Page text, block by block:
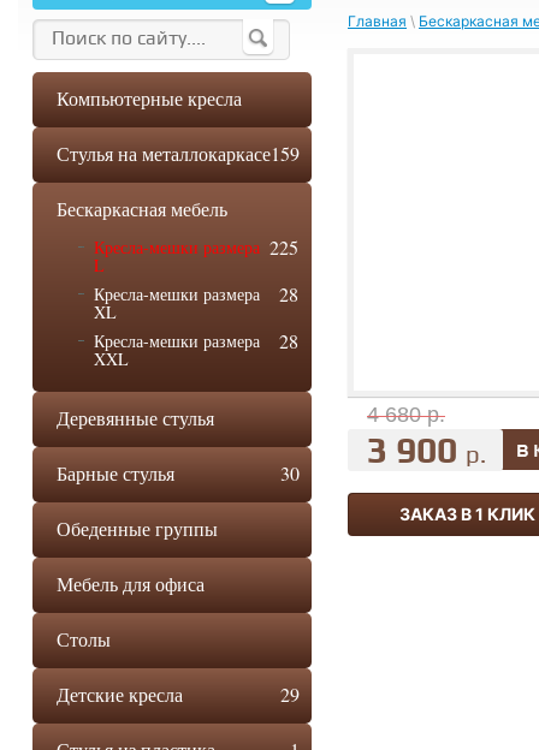
Компьютерные кресла
159
Стулья на металлокаркасе
Бескаркасная мебель
225
Кресла-мешки размера
L
28
Кресла-мешки размера
XL
28
Кресла-мешки размера
XXL
Деревянные стулья
30
Барные стулья
Обеденные группы
Мебель для офиса
Столы
29
Детские кресла
Главная \ Бескаркасная
4 680 р.
3 900 р.
ЗАКАЗ В 1 КЛИК